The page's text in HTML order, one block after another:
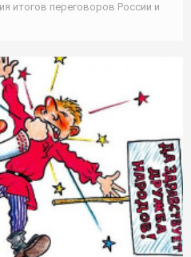
итогов переговоров России и